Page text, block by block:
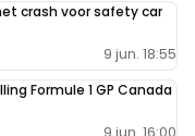
crash voor safety car
9 jun. 18:55
Formule 1 GP Canada